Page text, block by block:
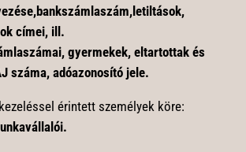
címei, ill.
gyermekek, eltartottak és
száma, adóazonosító jele.
érintett személyek köre: